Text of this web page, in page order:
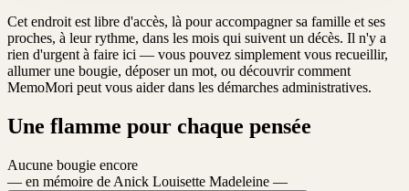
Cet endroit est libre d'accès, là pour accompagner sa famille et ses
proches, à leur rythme, dans les mois qui suivent un décès. Il n'y a
rien d'urgent à faire ici — vous pouvez simplement vous recueillir,
allumer une bougie, déposer un mot, ou découvrir comment
MemoMori peut vous aider dans les démarches administratives.
Une flamme pour chaque pensée
Aucune bougie encore
— en mémoire de Anick Louisette Madeleine —